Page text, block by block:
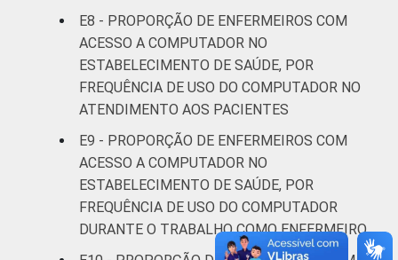
E8 - PROPORÇÃO DE ENFERMEIROS COM
ACESSO A COMPUTADOR NO
ESTABELECIMENTO DE SAÚDE, POR
FREQUÊNCIA DE USO DO COMPUTADOR NO
ATENDIMENTO AOS PACIENTES
E9 - PROPORÇÃO DE ENFERMEIROS COM
ACESSO A COMPUTADOR NO
ESTABELECIMENTO DE SAÚDE, POR
FREQUÊNCIA DE USO DO COMPUTADOR
DURANTE O TRABALHO COMO ENFERMEIRO